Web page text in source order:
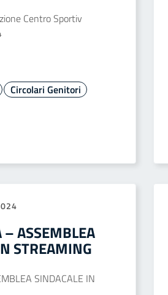
Centro Sportiv
Circolari Genitori
– ASSEMBLEA
STREAMING
SINDACALE IN